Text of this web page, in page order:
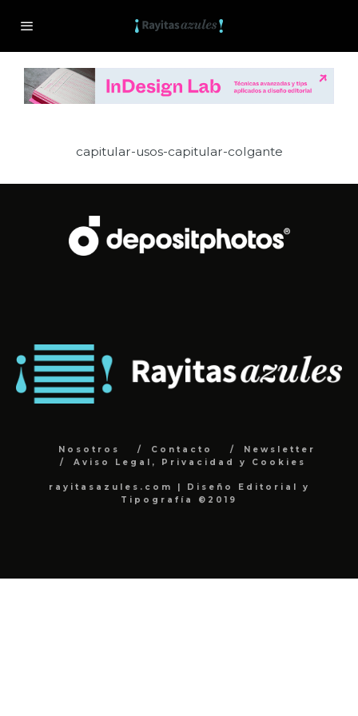
capitular-usos-capitular-colgante
Nosotros Contacto
Newsletter
Aviso Legal, Privacidad y Cookies
rayitasazules.com | Diseño Editorial y
Tipografía ©2019